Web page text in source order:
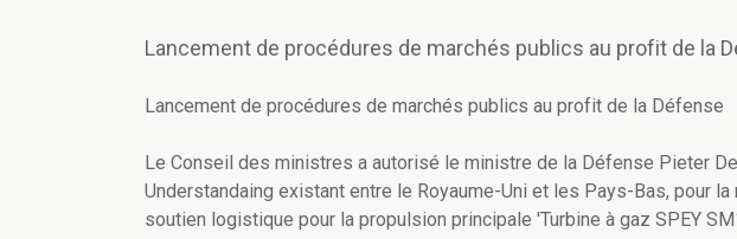
Lancement de procédures de marchés publics au profit de la
Lancement de procédures de marchés publics au profit de la Défense
Le Conseil des ministres a autorisé le ministre de la Défense Pieter
Understandaing existant entre le Royaume-Uni et les Pays-Bas, pour
soutien logistique pour la propulsion principale 'Turbine à gaz SPEY